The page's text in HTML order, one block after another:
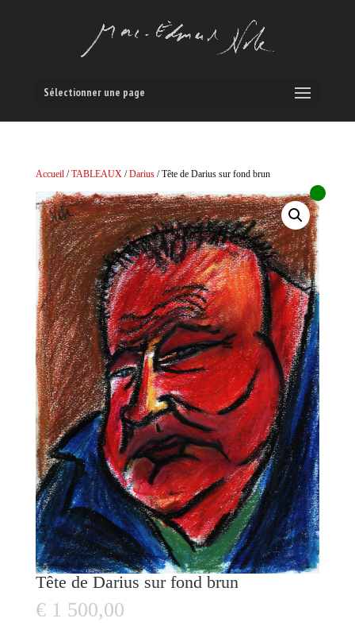
Sélectionner une page
Accueil/TABLEAUX/Darius/ Tête de Darius sur fond brun
Tête de Darius sur fond brun
€1 500,00